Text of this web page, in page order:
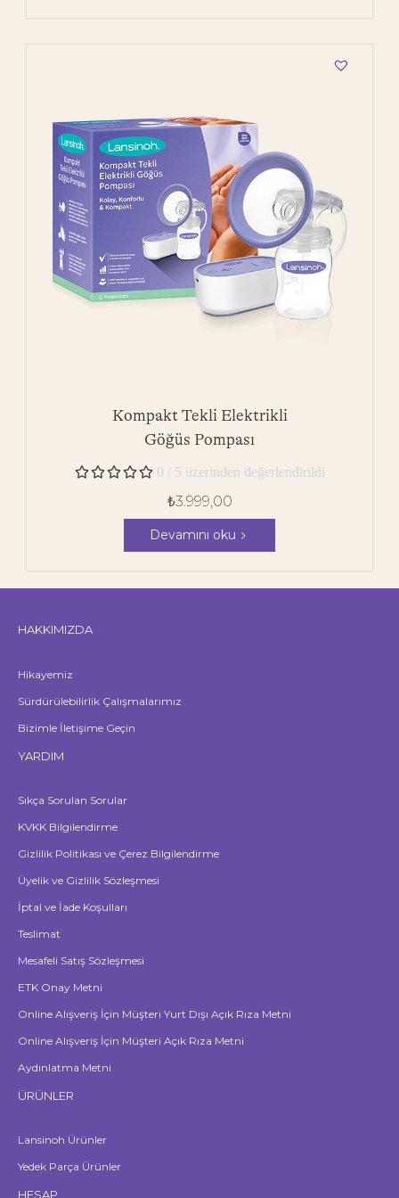
Kompakt Tekli Elektrikli
Göğüs Pompası
 0 / 5 üzerinden değerlendirildi
₺3.999,00
Devamını oku
HAKKIMIZDA
Hikayemiz
Sürdürülebilirlik Çalışmalarımız
Bizimle İletişime Geçin
YARDIM
Sıkça Sorulan Sorular
KVKK Bilgilendirme
Gizlilik Politikası ve Çerez Bilgilendirme
Üyelik ve Gizlilik Sözleşmesi
İptal ve İade Koşulları
Teslimat
Mesafeli Satış Sözleşmesi
ETK Onay Metni
Online Alışveriş İçin Müşteri Yurt Dışı Açık Rıza Metni
Online Alışveriş İçin Müşteri Açık Rıza Metni
Aydınlatma Metni
ÜRÜNLER
Lansinoh Ürünler
Yedek Parça Ürünler
HESAP